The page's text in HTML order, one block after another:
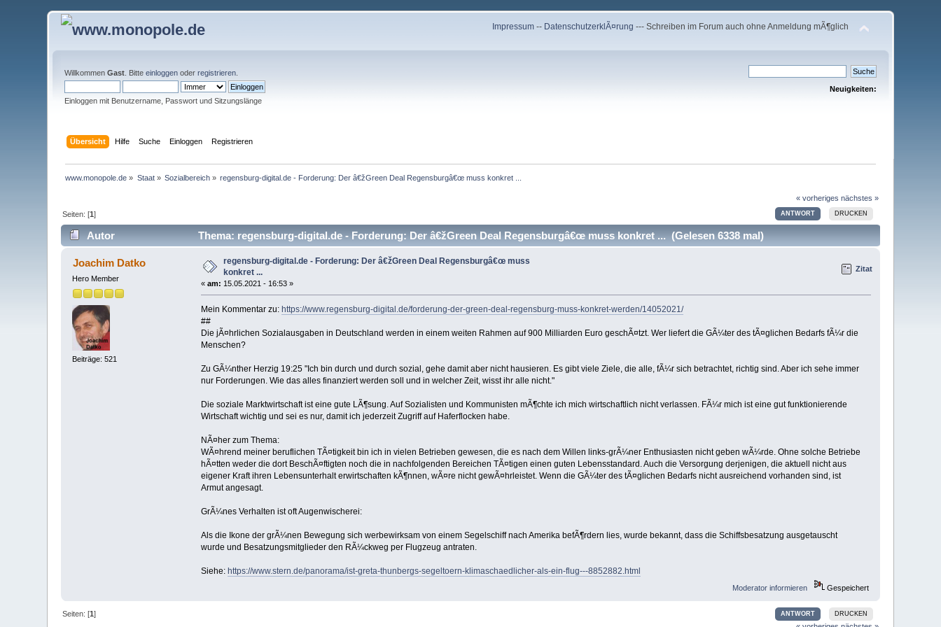
Impressum -- DatenschutzerklÃ¤rung --- Schreiben im Forum auch ohne Anmeldung mÃ¶glich
WillkommenGast . Bitteeinloggen oderregistrieren
Einloggen mit Benutzername, Passwort und Sitzungslänge
Neuigkeiten:
Übersicht Hilfe Suche Einloggen Registrieren
www.monopole.de » Staat» Sozialbereich » regensburg-digital.de - Forderung: Der â€žGreen Deal Regensburgâ€œ muss konkret ...
« vorheriges nächstes »
ANTWORT DRUCKEN
Seiten: [1]
Autor Thema: regensburg-digital.de - Forderung: Der â€žGreen Deal Regensburgâ€œ muss konkret ... (Gelesen 6338 mal)
Joachim Datko
Hero Member
Beiträge: 521
regensburg-digital.de - Forderung: Der â€žGreen Deal Regensburgâ€œ muss
konkret ...
« am: 15.05.2021 - 16:53 »
Zitat
Mein Kommentar zu: https://www.regensburg-digital.de/forderung-der-green-deal-regensburg-muss-konkret-werden/14052021/
##
Die jÃ¤hrlichen Sozialausgaben in Deutschland werden in einem weiten Rahmen auf 900 Milliarden Euro geschÃ¤tzt. Wer liefert die GÃ¼ter des tÃ¤glichen Bedarfs fÃ¼r die
Menschen?
Zu GÃ¼nther Herzig 19:25 "Ich bin durch und durch sozial, gehe damit aber nicht hausieren. Es gibt viele Ziele, die alle, fÃ¼r sich betrachtet, richtig sind. Aber ich sehe immer
nur Forderungen. Wie das alles finanziert werden soll und in welcher Zeit, wisst ihr alle nicht."
Die soziale Marktwirtschaft ist eine gute LÃ¶sung. Auf Sozialisten und Kommunisten mÃ¶chte ich mich wirtschaftlich nicht verlassen. FÃ¼r mich ist eine gut funktionierende
Wirtschaft wichtig und sei es nur, damit ich jederzeit Zugriff auf Haferflocken habe.
NÃ¤her zum Thema:
WÃ¤hrend meiner beruflichen TÃ¤tigkeit bin ich in vielen Betrieben gewesen, die es nach dem Willen links-grÃ¼ner Enthusiasten nicht geben wÃ¼rde. Ohne solche Betriebe
hÃ¤tten weder die dort BeschÃ¤ftigten noch die in nachfolgenden Bereichen TÃ¤tigen einen guten Lebensstandard. Auch die Versorgung derjenigen, die aktuell nicht aus
eigener Kraft ihren Lebensunterhalt erwirtschaften kÃ¶nnen, wÃ¤re nicht gewÃ¤hrleistet. Wenn die GÃ¼ter des tÃ¤glichen Bedarfs nicht ausreichend vorhanden sind, ist
Armut angesagt.
GrÃ¼nes Verhalten ist oft Augenwischerei:
Als die Ikone der grÃ¼nen Bewegung sich werbewirksam von einem Segelschiff nach Amerika befÃ¶rdern lies, wurde bekannt, dass die Schiffsbesatzung ausgetauscht
wurde und Besatzungsmitglieder den RÃ¼ckweg per Flugzeug antraten.
Siehe: https://www.stern.de/panorama/ist-greta-thunbergs-segeltoern-klimaschaedlicher-als-ein-flug---8852882.html
Moderator informieren Gespeichert
ANTWORT DRUCKEN
Seiten: [1]